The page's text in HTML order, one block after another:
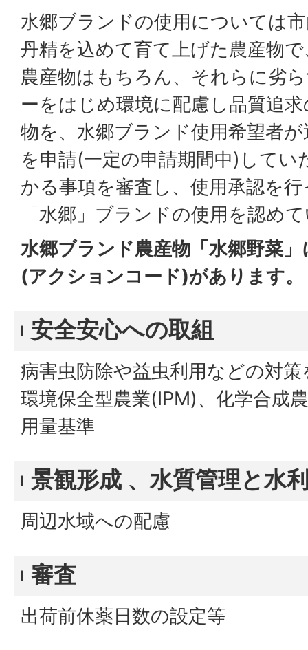
水郷ブランドの使用については
丹精を込めて育て上げた農産物
農産物はもちろん、それらに劣
ーをはじめ環境に配慮し品質追
物を、水郷ブランド使用希望者
を申請(一定の申請期間中)してい
かる事項を審査し、使用承認を
「水郷」ブランドの使用を認め
水郷ブランド農産物「水郷野菜
(アクションコード)があります。
安全安心への取組
病害虫防除や益虫利用などの対
環境保全型農業(IPM)、化学合成
用量基準
景観形成 、水質管理と水
周辺水域への配慮
審査
出荷前休薬日数の設定等